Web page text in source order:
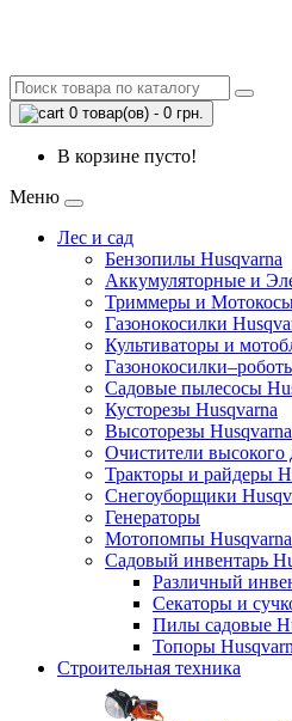
0 товар(ов) - 0 грн.
В корзине пусто!
Меню
Лес и сад
Бензопилы Husqvarna
Аккумуляторные и
Триммеры и
Газонокосилки
Культиваторы и
Садовые пылесосы
Кусторезы Husqvarna
Высоторезы Husqvarna
Очистители высокого
Тракторы и райдеры
Снегоуборщики
Генераторы
Мотопомпы Husqvarna
Садовый инвентарь
Различный
Секаторы и
Пилы садовые
Топоры
Строительная техника